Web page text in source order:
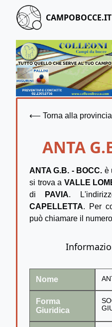
CAMPOBOCCE.IT
SEGNALA
⟵ Torna alla provincia
ANTA
ANTA G.B. - BOCC. è
si trova a VALLE
di
PAVIA.
CAPELLETTA. Per
può chiamare il numero
Nome
Forma
Giuridica